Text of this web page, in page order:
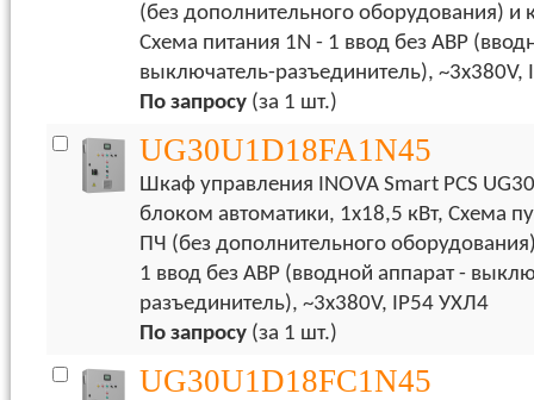
(без дополнительного оборудования)
Схема питания 1N - 1 ввод без АВР
выключатель-разъединитель), ~3x380V,
По запросу (за 1 шт.)
UG30U1D18FA1N45
Шкаф управления INOVA Smart PCS
блоком автоматики, 1х18,5 кВт, Схема
ПЧ (без дополнительного
1 ввод без АВР (вводной аппарат -
разъединитель), ~3x380V, IP54 УХЛ4
По запросу (за 1 шт.)
UG30U1D18FC1N45